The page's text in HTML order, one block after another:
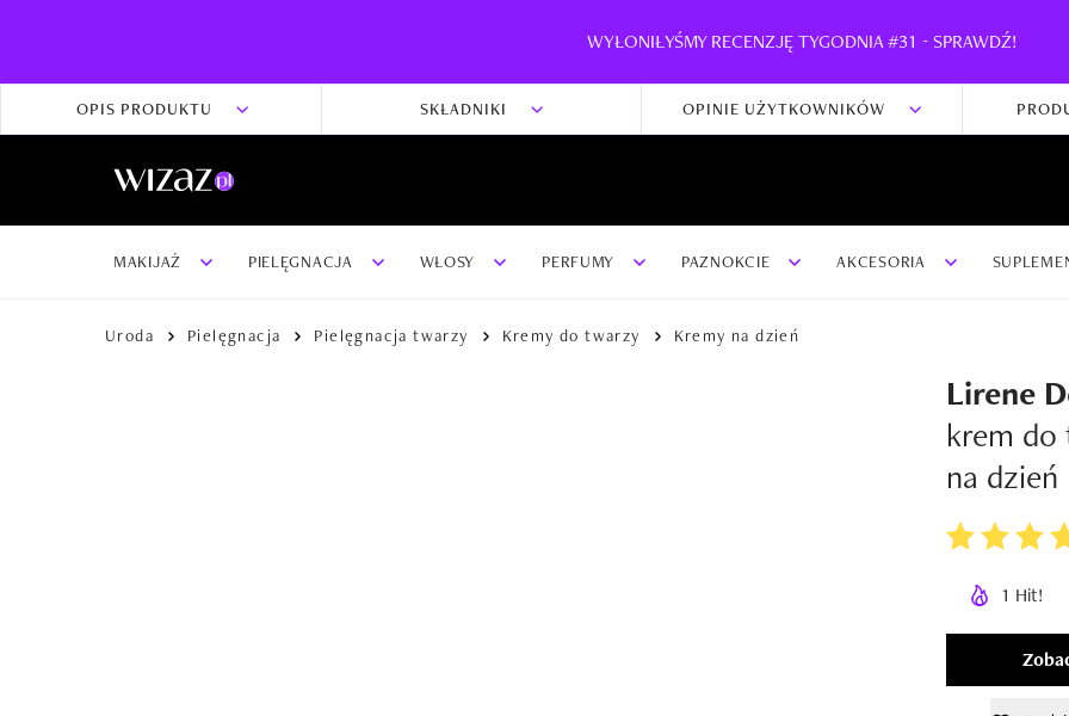
WYŁONIŁYŚMY RECENZJĘ TYGODNIA #31 - SPRAWDŹ!
OPIS PRODUKTU SKŁADNIKI OPINIE UŻYTKOWNIKÓW
MAKIJAŻ PIELĘGNACJA WŁOSY PERFUMY PAZNOKCIE AKCESORIA
Uroda Pielęgnacja Pielęgnacja twarzy Kremy do twarzy Kremy na dzień
Lirene
krem
na dzień
1 Hit!